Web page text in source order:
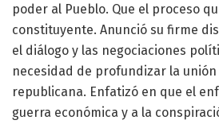
poder al Pueblo. Que el proceso
constituyente. Anunció su firme
el diálogo y las negociaciones
necesidad de profundizar la
republicana. Enfatizó en que el
guerra económica y a la